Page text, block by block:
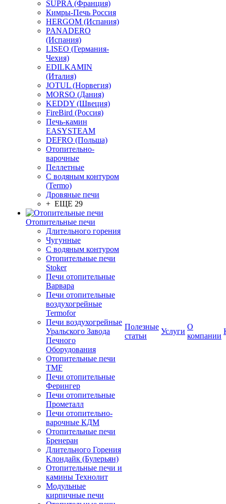
SUPRA (Франция)
Кимры-Печь Россия
HERGOM (Испания)
PANADERO
(Испания)
LISEO (Германия-
Чехия)
EDILKAMIN
(Италия)
JOTUL (Норвегия)
MORSO (Дания)
KEDDY (Швеция)
FireBird (Россия)
Печь-камин
EASYSTEAM
DEFRO (Польша)
Отопительно-
варочные
Пеллетные
С водяным контуром
(Termo)
Дровяные печи
+ ЕЩЕ 29
Отопительные печи
Длительного горения
Чугунные
C водяным контуром
Отопительные печи
Stoker
Печи отопительные
Варвара
Печи отопительные
воздухогрейные
Termofor
Печи воздухогрейные
Уральского Завода
Печного
Оборудования
Отопительные печи
TMF
Печи отопительные
Ферингер
Печи отопительные
Прометалл
Печи отопительно-
варочные КДМ
Отопительные печи
Бренеран
Длительного Горения
Клондайк (Булерьян)
Отопительные печи и
камины Технолит
Модульные
кирпичные печи
Полезные
статьи
Услуги
О
компании